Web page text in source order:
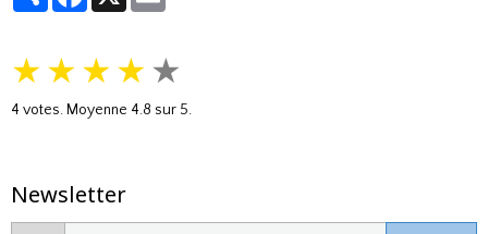
★ ★ ★ ★ ★
4 votes. Moyenne 4.8 sur 5.
Newsletter